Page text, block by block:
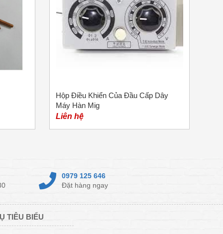
Hộp Điều Khiển Của Đầu Cấp Dây
Máy Hàn Mig
Liên hệ
0979 125 646
Đặt hàng ngay
TIÊU BIỂU